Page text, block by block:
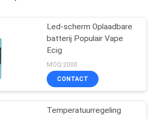
Led-scherm Oplaadbare
batterij Populair Vape
Ecig
MOQ:2000
CONTACT
Temperatuurregeling